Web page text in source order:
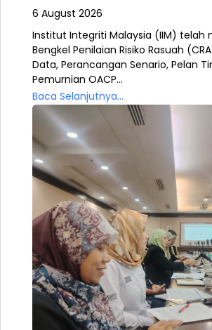
6 August 2026
Institut Integriti Malaysia (IIM) telah
Bengkel Penilaian Risiko Rasuah
Data, Perancangan Senario, Pelan
Pemurnian OACP...
Baca Selanjutnya...